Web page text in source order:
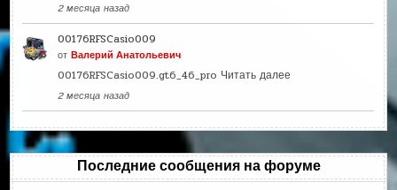
2 месяца назад
00176RFSCasio009
отВалерий Анатольевич
00176RFSCasio009.gt6_46_pro Читать далее
2 месяца назад
Последние сообщения на форуме